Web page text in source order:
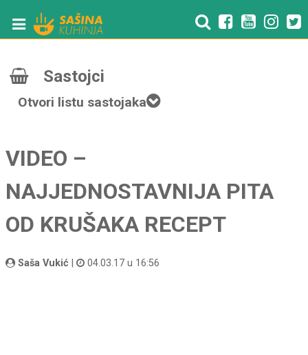
Sastojci
Otvori listu sastojaka
VIDEO –
NAJJEDNOSTAVNIJA PITA
OD KRUŠAKA RECEPT
Saša Vukić 04.03.17 u 16:56